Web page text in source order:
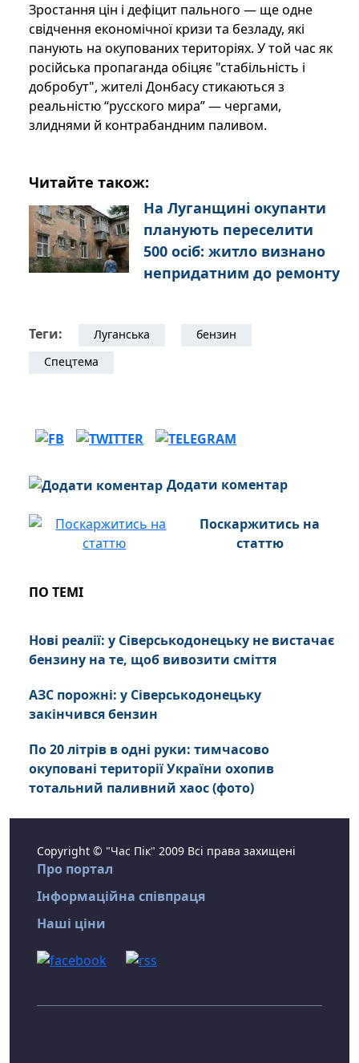
Зростання цін і дефіцит пального — ще одне
свідчення економічної кризи та безладу, які
панують на окупованих територіях. У той час як
російська пропаганда обіцяє "стабільність і
добробут", жителі Донбасу стикаються з
реальністю “русского мира” — чергами,
злиднями й контрабандним паливом.
Читайте також:
На Луганщині окупанти
планують переселити
500 осіб: житло визнано
непридатним до ремонту
Теги: Луганська
бензин
Спецтема
Додати коментар
Поскаржитись на
статтю
ПО ТЕМІ
Нові реалії: у Сіверськодонецьку не вистачає
бензину на те, щоб вивозити сміття
АЗС порожні: у Сіверськодонецьку
закінчився бензин
По 20 літрів в одні руки: тимчасово
окуповані території України охопив
тотальний паливний хаос (фото)
Copyright © "Час Пік" 2009 Всі права захищені
Про портал
Інформаційна співпраця
Наші ціни